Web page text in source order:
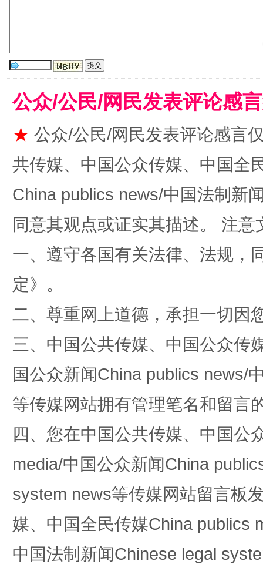
全民健身五年计划来了！等你上场
国家大学科技园优化重塑工作
公众/公民/网民发表评论感
★ 公众/公民/网民发表评论感言
共传媒、中国公众传媒、中国全
China publics news/中国法制新
同意其观点或证实其描述。 注
一、遵守各国有关法律、法规，
定》。
二、尊重网上道德，承担一切因
三、中国公共传媒、中国公众传
国公众新闻China publics news/
等传媒网站拥有管理笔名和留言
四、您在中国公共传媒、中国公
media/中国公众新闻China
system news等传媒网站留言板
媒、中国全民传媒China publics
中国法制新闻Chinese legal